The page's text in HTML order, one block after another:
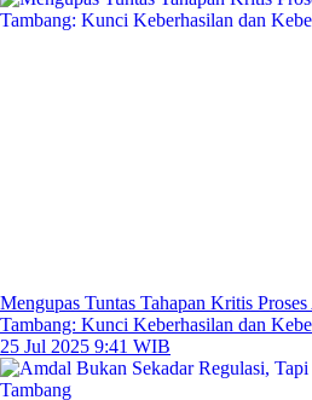
Mengupas Tuntas Tahapan Kritis
Tambang: Kunci Keberhasilan dan
25 Jul 2025 9:41 WIB